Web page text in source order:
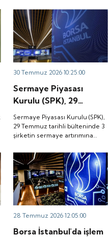
30 Temmuz 2026 10:25:00
Sermaye Piyasası
Kurulu (SPK), 29
Temmuz tarihli
bülteninde 3 şirketin
sermaye artırımına
Sermaye Piyasası Kurulu (SPK),
29 Temmuz tarihli bülteninde 3
şirketin sermaye artırımına
28 Temmuz 2026 12:05:00
Borsa İstanbul'da işlem